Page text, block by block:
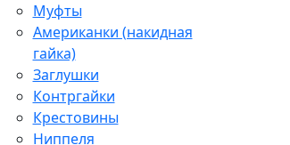
Муфты
Американки (накидная
гайка)
Заглушки
Контргайки
Крестовины
Ниппеля